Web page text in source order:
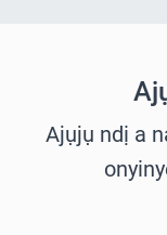
Ajụjụ ndị a